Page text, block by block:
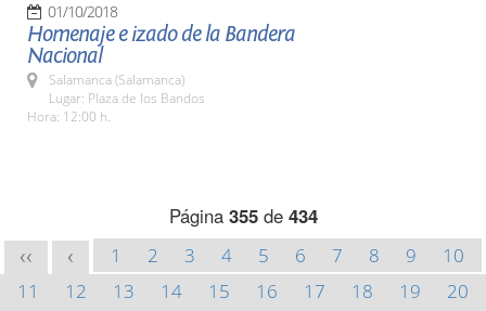
01/10/2018
Homenaje e izado de la Bandera
Nacional
Salamanca (Salamanca)
Lugar: Plaza de los Bandos
Hora: 12:00 h.
Página 355de 434
<< < 1 2 3 4 5 6 7 8 9
10
11
12 13 14 15 16 17 18 19
20